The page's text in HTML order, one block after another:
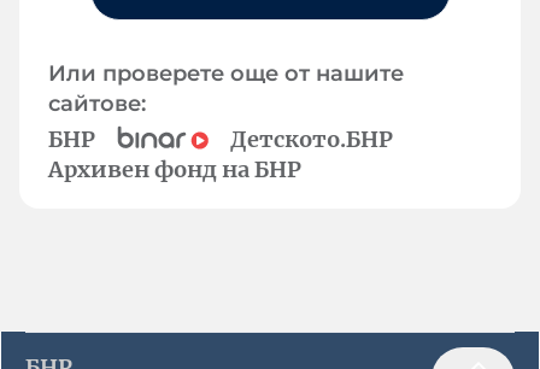
Или проверете още от нашите
сайтове:
БНР
Детското.БНР
Архивен фонд на БНР